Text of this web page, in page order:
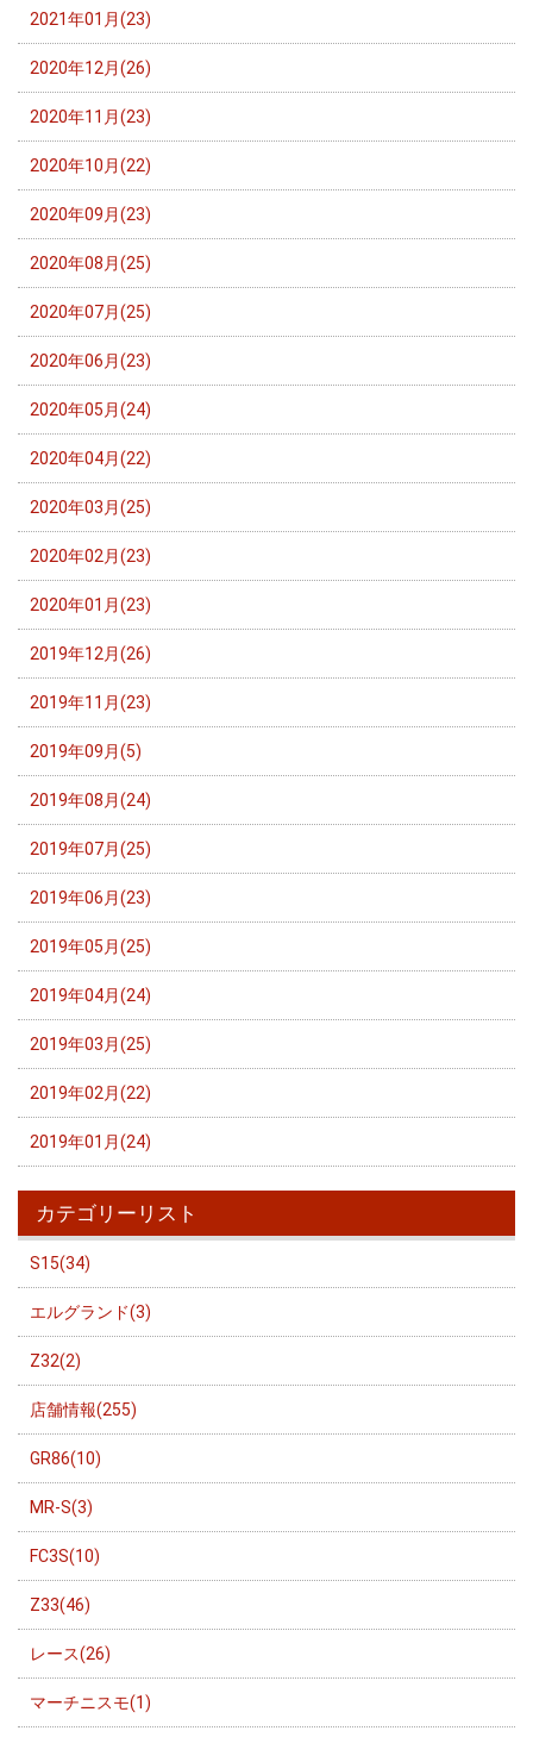
2021年01月(23)
2020年12月(26)
2020年11月(23)
2020年10月(22)
2020年09月(23)
2020年08月(25)
2020年07月(25)
2020年06月(23)
2020年05月(24)
2020年04月(22)
2020年03月(25)
2020年02月(23)
2020年01月(23)
2019年12月(26)
2019年11月(23)
2019年09月(5)
2019年08月(24)
2019年07月(25)
2019年06月(23)
2019年05月(25)
2019年04月(24)
2019年03月(25)
2019年02月(22)
2019年01月(24)
カテゴリーリスト
S15(34)
エルグランド(3)
Z32(2)
店舗情報(255)
GR86(10)
MR-S(3)
FC3S(10)
Z33(46)
レース(26)
マーチニスモ(1)